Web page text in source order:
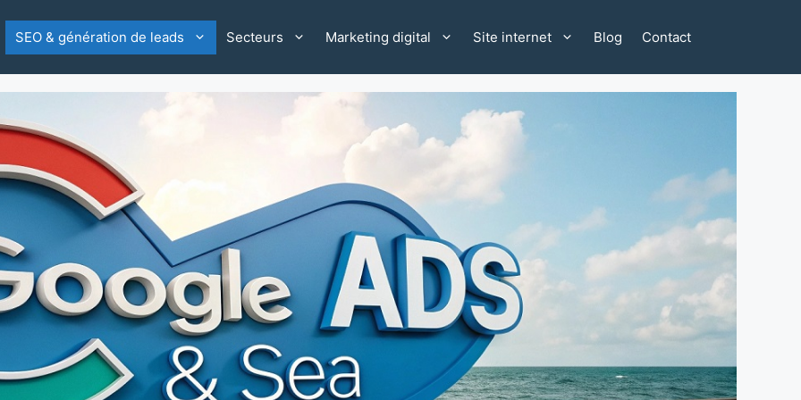
SEO & génération de leads Secteurs Marketing digital Site internet Blog Contact